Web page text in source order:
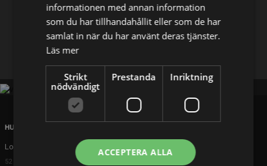
E-postadress
HUVUDKONTOR
London
52 Brook Street
informationen med annan information
som du har tillhandahållit eller som de har
samlat in när du har använt deras tjänster.
Läs mer
Strikt
nödvändigt
Prestanda Inriktning
ACCEPTERA ALLA